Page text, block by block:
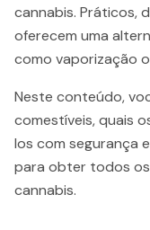
cannabis. Práticos,
oferecem uma
como vaporização
Neste conteúdo,
comestíveis, quais
los com segurança
para obter todos
cannabis.